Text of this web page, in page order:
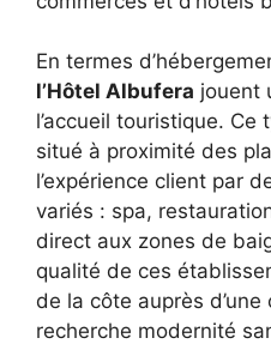
En termes
l’Hôtel Albufera jouent
l’accueil touristique. Ce
situé à proximité des
l’expérience client par
variés : spa,
direct aux zones de
qualité de ces
de la côte auprès
recherche modernité